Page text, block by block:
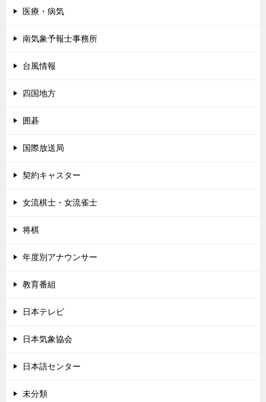
医療・病気
南気象予報士事務所
台風情報
四国地方
囲碁
国際放送局
契約キャスター
女流棋士・女流雀士
将棋
年度別アナウンサー
教育番組
日本テレビ
日本気象協会
日本語センター
未分類